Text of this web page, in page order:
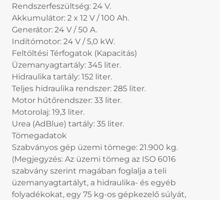
Rendszerfeszültség: 24 V.
Akkumulátor: 2 x 12 V / 100 Ah.
Generátor: 24 V / 50 A.
Indítómotor: 24 V / 5,0 kW.
Feltöltési Térfogatok (Kapacitás)
Üzemanyagtartály: 345 liter.
Hidraulika tartály: 152 liter.
Teljes hidraulika rendszer: 285 liter.
Motor hűtőrendszer: 33 liter.
Motorolaj: 19,3 liter.
Urea (AdBlue) tartály: 35 liter.
Tömegadatok
Szabványos gép üzemi tömege: 21.900 kg.
(Megjegyzés: Az üzemi tömeg az ISO 6016
szabvány szerint magában foglalja a teli
üzemanyagtartályt, a hidraulika- és egyéb
folyadékokat, egy 75 kg-os gépkezelő súlyát,